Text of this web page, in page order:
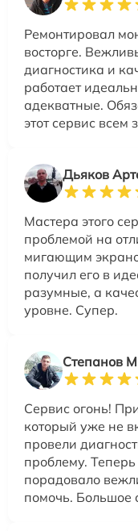
Ремонтировал
восторге.
диагностика и
работает
адекватные.
этот сервис всем
Дьяков
Мастера этого
проблемой на
мигающим
получил его в
разумные, а
уровне. Супер.
Степанов
Сервис огонь!
который уже не
провели
проблему.
порадовало
помочь. Большое